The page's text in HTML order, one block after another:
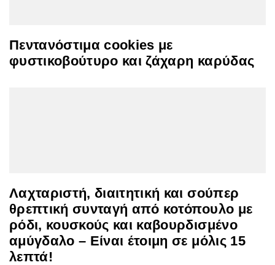
Πεντανόστιμα cookies με
φυστικοβούτυρο και ζάχαρη καρύδας
Λαχταριστή, διαιτητική και σούπερ
θρεπτική συνταγή από κοτόπουλο με
ρόδι, κουσκούς και καβουρδισμένο
αμύγδαλο – Είναι έτοιμη σε μόλις 15
λεπτά!